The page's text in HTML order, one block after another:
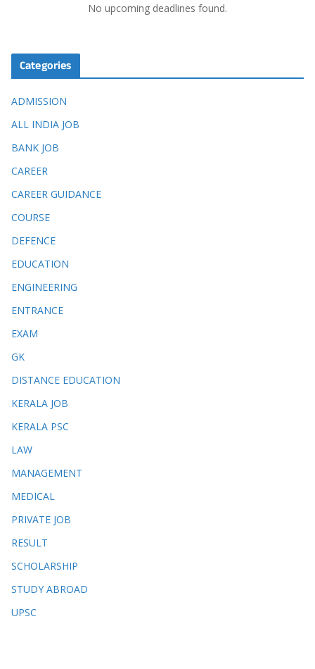
No upcoming deadlines found.
Categories
ADMISSION
ALL INDIA JOB
BANK JOB
CAREER
CAREER GUIDANCE
COURSE
DEFENCE
EDUCATION
ENGINEERING
ENTRANCE
EXAM
GK
DISTANCE EDUCATION
KERALA JOB
KERALA PSC
LAW
MANAGEMENT
MEDICAL
PRIVATE JOB
RESULT
SCHOLARSHIP
STUDY ABROAD
UPSC